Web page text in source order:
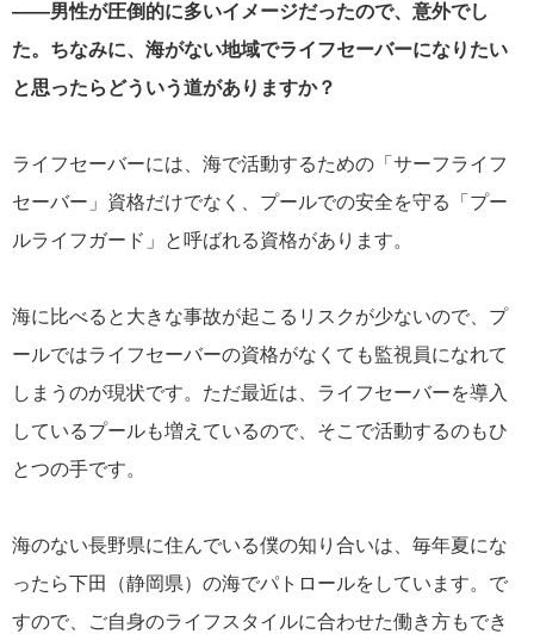
――男性が圧倒的に多いイメージだったので、意外でし
た。ちなみに、海がない地域でライフセーバーになりたい
と思ったらどういう道がありますか？
ライフセーバーには、海で活動するための「サーフライフ
セーバー」資格だけでなく、プールでの安全を守る「プー
ルライフガード」と呼ばれる資格があります。
海に比べると大きな事故が起こるリスクが少ないので、プ
ールではライフセーバーの資格がなくても監視員になれて
しまうのが現状です。ただ最近は、ライフセーバーを導入
しているプールも増えているので、そこで活動するのもひ
とつの手です。
海のない長野県に住んでいる僕の知り合いは、毎年夏にな
ったら下田（静岡県）の海でパトロールをしています。で
すので、ご自身のライフスタイルに合わせた働き方もでき